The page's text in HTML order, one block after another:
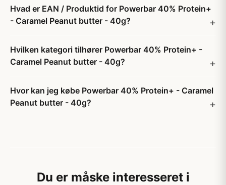
Hvad er EAN / Produktid for Powerbar 40% Protein+
- Caramel Peanut butter - 40g?
Hvilken kategori tilhører Powerbar 40% Protein+ -
Caramel Peanut butter - 40g?
Hvor kan jeg købe Powerbar 40% Protein+ - Caramel
Peanut butter - 40g?
Du er måske interesseret i